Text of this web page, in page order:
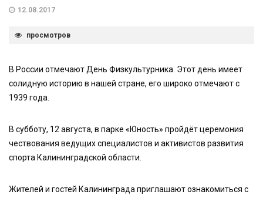
12.08.2017
просмотров
В России отмечают День Физкультурника. Этот день имеет
солидную историю в нашей стране, его широко отмечают с
1939 года.
В субботу, 12 августа, в парке «Юность» пройдёт церемония
чествования ведущих специалистов и активистов развития
спорта Калининградской области.
Жителей и гостей Калининграда приглашают ознакомиться с